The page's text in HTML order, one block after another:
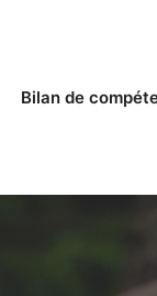
Bilan de